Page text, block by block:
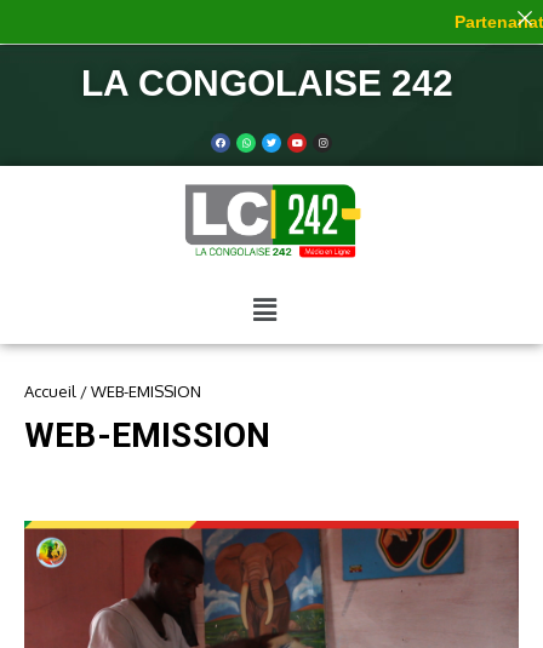
LA CONGOLAISE 242
Accueil /WEB-EMISSION
WEB-EMISSION
Partenariat